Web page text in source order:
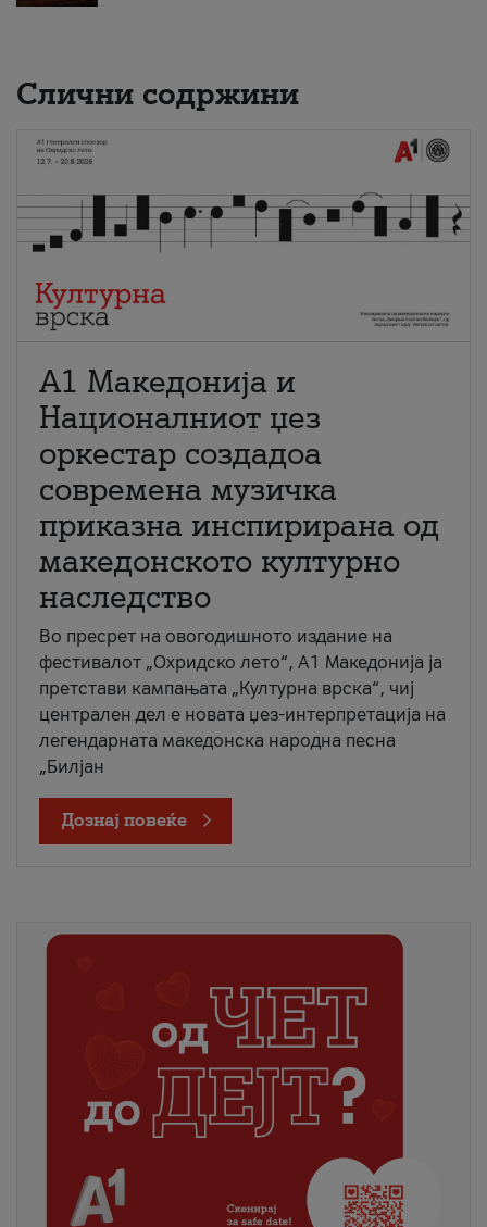
Слични содржини
А1 Македонија и
Националниот џез
оркестар создадоа
современа музичка
приказна инспирирана од
македонското културно
наследство
Во пресрет на овогодишното издание на
фестивалот „Охридско лето“, А1 Македонија ја
претстави кампањата „Културна врска“, чиј
централен дел е новата џез-интерпретација на
легендарната македонска народна песна
„Билјан
Дознај повеќе